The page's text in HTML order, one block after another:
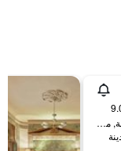
Pz Maimonides 3, قرطبة, منطقة أندلوسيا, أسبانيا